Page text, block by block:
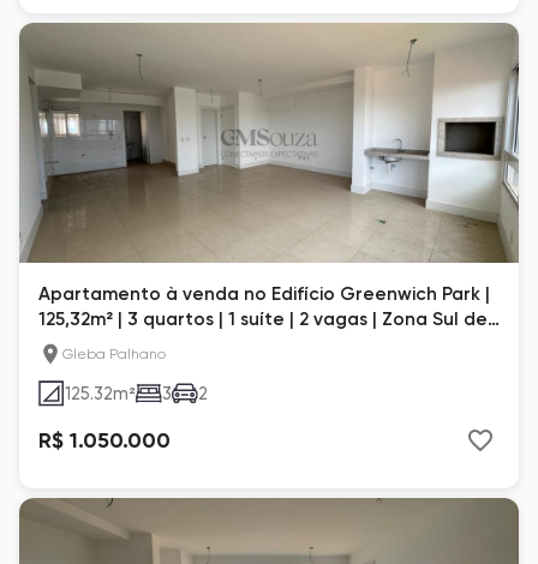
Apartamento à venda no Edifício Greenwich Park |
125,32m² | 3 quartos | 1 suíte | 2 vagas | Zona Sul de
Londrina
Gleba Palhano
125.32m² 3 2
R$ 1.050.000